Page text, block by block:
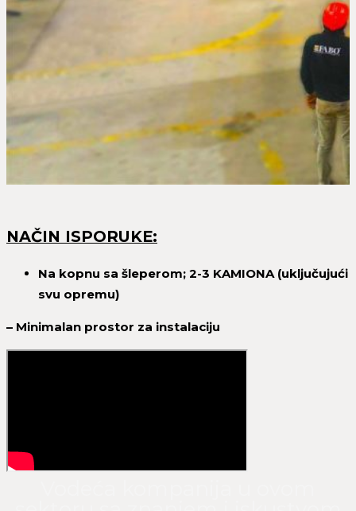
NAČIN ISPORUKE:
Na kopnu sa šleperom; 2-3 KAMIONA (uključujući
svu opremu)
– Minimalan prostor za instalaciju